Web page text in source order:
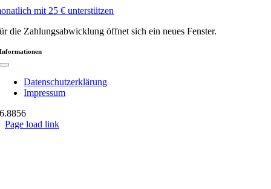
mit 25 € unterstützen
die Zahlungsabwicklung öffnet sich ein neues Fenster.
Informationen
Toggle
NavigationDatenschutzerklärung
Impressum
6.8856
Page load link